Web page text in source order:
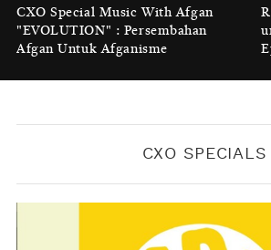
Luruhnya Daun
'Benteng Alam'
Melindungi
BYKONTRIBUTOR CXO
CXO Special Music With Afgan
"EVOLUTION" : Persembahan
Afgan Untuk Afganisme
CXO SPECIALS